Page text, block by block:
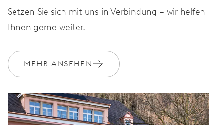
Setzen Sie sich mit uns in Verbindung – wir helfen
Ihnen gerne weiter.
MEHR ANSEHEN